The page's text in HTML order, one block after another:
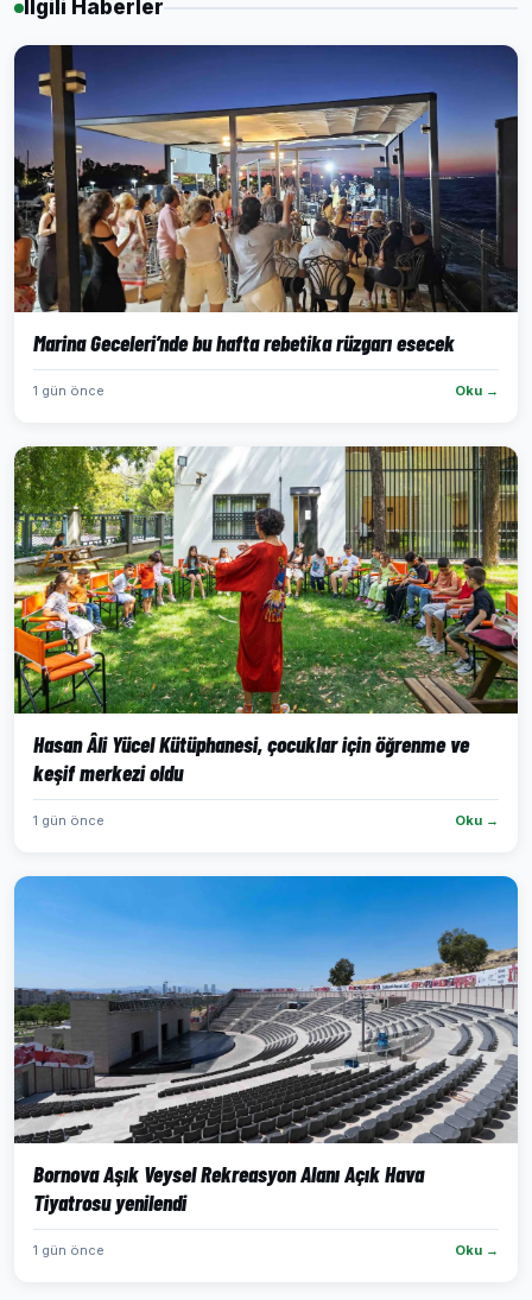
İlgili Haberler
Marina Geceleri’nde bu hafta rebetika rüzgarı esecek
1 gün önce Oku →
Hasan Âli Yücel Kütüphanesi, çocuklar için öğrenme ve
keşif merkezi oldu
1 gün önce Oku →
Bornova Aşık Veysel Rekreasyon Alanı Açık Hava
Tiyatrosu yenilendi
1 gün önce Oku →